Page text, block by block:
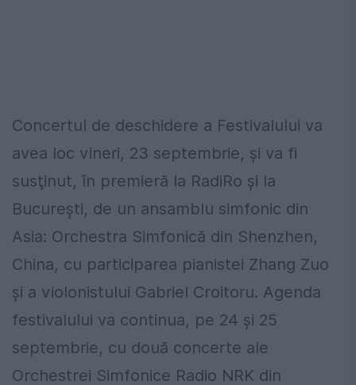
Concertul de deschidere a Festivalului va
avea loc vineri, 23 septembrie, şi va fi
susţinut, în premieră la RadiRo şi la
Bucureşti, de un ansamblu simfonic din
Asia: Orchestra Simfonică din Shenzhen,
China, cu participarea pianistei Zhang Zuo
şi a violonistului Gabriel Croitoru. Agenda
festivalului va continua, pe 24 şi 25
septembrie, cu două concerte ale
Orchestrei Simfonice Radio NRK din